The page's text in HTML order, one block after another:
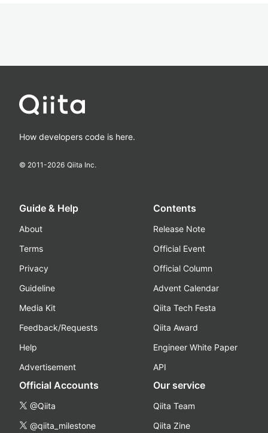
How developers code is here.
© 2011-2026 Qiita Inc.
Guide & Help
About
Terms
Privacy
Guideline
Media Kit
Feedback/Requests
Help
Advertisement
Contents
Release Note
Official Event
Official Column
Advent Calendar
Qiita Tech Festa
Qiita Award
Engineer White Paper
API
Official Accounts
@Qiita
@qiita_milestone
Our service
Qiita Team
Qiita Zine